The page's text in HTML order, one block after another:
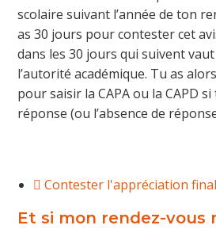
scolaire suivant l’année de ton
as 30 jours pour contester cet
dans les 30 jours qui suivent
l’autorité académique. Tu as
pour saisir la CAPA ou la CAPD
réponse (ou l’absence de
Contester l'appréciation
Et si mon rendez-vous